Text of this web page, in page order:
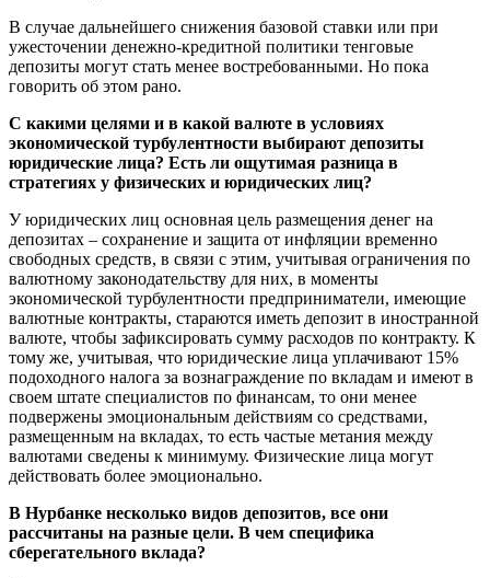
В случае дальнейшего снижения базовой ставки или при
ужесточении денежно-кредитной политики тенговые
депозиты могут стать менее востребованными. Но пока
говорить об этом рано.
С какими целями и в какой валюте в условиях
экономической турбулентности выбирают депозиты
юридические лица? Есть ли ощутимая разница в
стратегиях у физических и юридических лиц?
У юридических лиц основная цель размещения денег на
депозитах – сохранение и защита от инфляции временно
свободных средств, в связи с этим, учитывая ограничения по
валютному законодательству для них, в моменты
экономической турбулентности предприниматели, имеющие
валютные контракты, стараются иметь депозит в иностранной
валюте, чтобы зафиксировать сумму расходов по контракту. К
тому же, учитывая, что юридические лица уплачивают 15%
подоходного налога за вознаграждение по вкладам и имеют в
своем штате специалистов по финансам, то они менее
подвержены эмоциональным действиям со средствами,
размещенным на вкладах, то есть частые метания между
валютами сведены к минимуму. Физические лица могут
действовать более эмоционально.
В Нурбанке несколько видов депозитов, все они
рассчитаны на разные цели. В чем специфика
сберегательного вклада?